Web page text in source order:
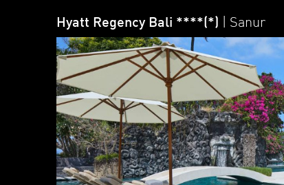
Hyatt Regency Bali ****(*) | Sanur